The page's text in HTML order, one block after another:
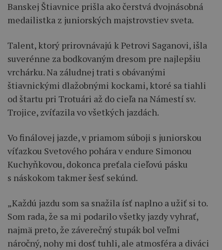
Banskej Štiavnice prišla ako čerstvá dvojnásobná
medailistka z juniorských majstrovstiev sveta.
Talent, ktorý prirovnávajú k Petrovi Saganovi, išla
suverénne za bodkovaným dresom pre najlepšiu
vrchárku. Na záludnej trati s obávanými
štiavnickými dlažobnými kockami, ktoré sa tiahli
od štartu pri Trotuári až do cieľa na Námestí sv.
Trojice, zvíťazila vo všetkých jazdách.
Vo finálovej jazde, v priamom súboji s juniorskou
víťazkou Svetového pohára v endure Simonou
Kuchyňkovou, dokonca preťala cieľovú pásku
s náskokom takmer šesť sekúnd.
„Každú jazdu som sa snažila ísť naplno a užiť si to.
Som rada, že sa mi podarilo všetky jazdy vyhrať,
najmä preto, že záverečný stupák bol veľmi
náročný, nohy mi dosť tuhli, ale atmosféra a diváci